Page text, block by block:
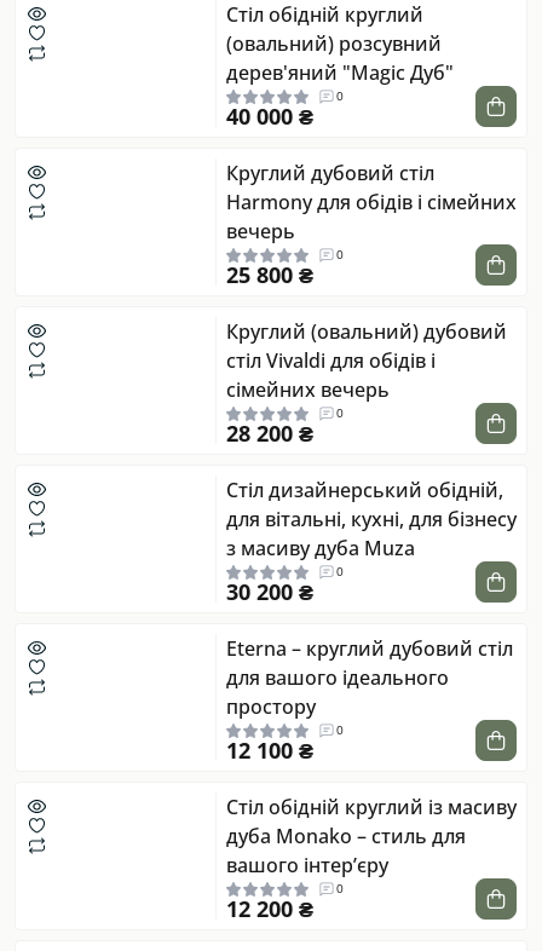
Стіл обідній круглий
(овальний) розсувний
дерев'яний "Magic Дуб"
0
40 000 ₴
Круглий дубовий стіл
Harmony для обідів і сімейних
вечерь
0
25 800 ₴
Круглий (овальний) дубовий
стіл Vivaldi для обідів і
сімейних вечерь
0
28 200 ₴
Стіл дизайнерський обідній,
для вітальні, кухні, для бізнесу
з масиву дуба Muza
0
30 200 ₴
Eterna – круглий дубовий стіл
для вашого ідеального
простору
0
12 100 ₴
Стіл обідній круглий із масиву
дуба Monako – стиль для
вашого інтер’єру
0
12 200 ₴